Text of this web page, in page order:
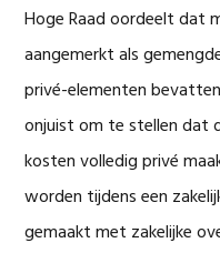
Hoge Raad oordeelt dat
aangemerkt als
privé-elementen
onjuist om te stellen dat
kosten volledig privé
worden tijdens een
gemaakt met zakelijke